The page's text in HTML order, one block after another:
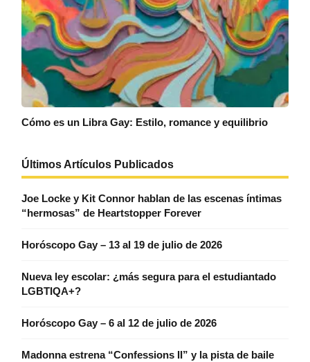
Cómo es un Libra Gay: Estilo, romance y equilibrio
Últimos Artículos Publicados
Joe Locke y Kit Connor hablan de las escenas íntimas
“hermosas” de Heartstopper Forever
Horóscopo Gay – 13 al 19 de julio de 2026
Nueva ley escolar: ¿más segura para el estudiantado
LGBTIQA+?
Horóscopo Gay – 6 al 12 de julio de 2026
Madonna estrena “Confessions II” y la pista de baile